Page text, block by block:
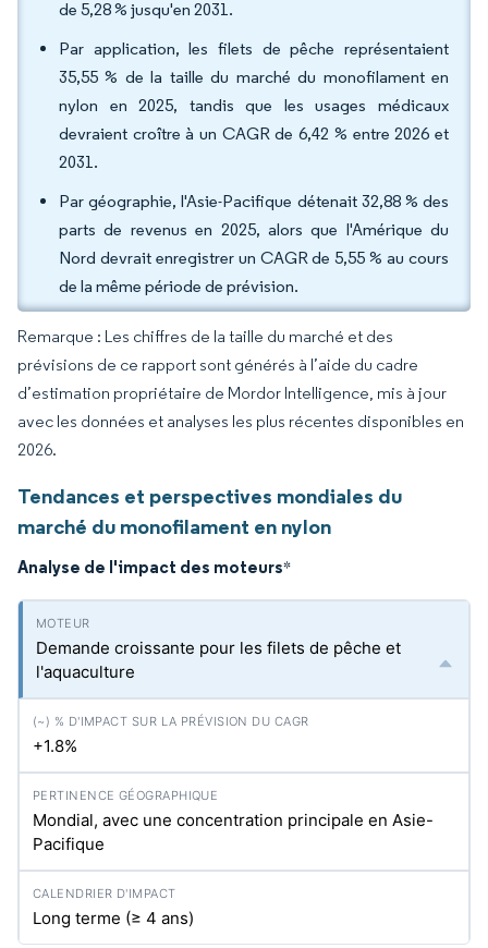
de 5,28 % jusqu'en 2031.
Par application, les filets de pêche représentaient
35,55 % de la taille du marché du monofilament en
nylon en 2025, tandis que les usages médicaux
devraient croître à un CAGR de 6,42 % entre 2026 et
2031.
Par géographie, l'Asie-Pacifique détenait 32,88 % des
parts de revenus en 2025, alors que l'Amérique du
Nord devrait enregistrer un CAGR de 5,55 % au cours
de la même période de prévision.
Remarque : Les chiffres de la taille du marché et des
prévisions de ce rapport sont générés à l’aide du cadre
d’estimation propriétaire de Mordor Intelligence, mis à jour
avec les données et analyses les plus récentes disponibles en
2026.
Tendances et perspectives mondiales du
marché du monofilament en nylon
Analyse de l'impact des moteurs*
Demande croissante pour les filets de pêche et
l'aquaculture
+1.8%
Mondial, avec une concentration principale en Asie-
Pacifique
Long terme (≥ 4 ans)